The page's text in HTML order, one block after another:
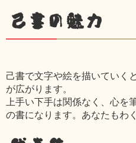
己書の魅力
己書で文字や絵を描いていく
が広がります。
上手い下手は関係なく、心を
の書になります。あなたもわ